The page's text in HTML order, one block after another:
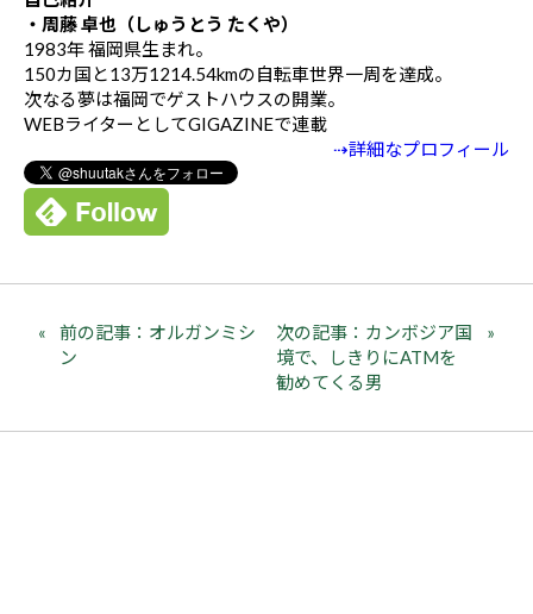
・周藤 卓也（しゅうとう たくや）
1983年 福岡県生まれ。
150カ国と13万1214.54kmの自転車世界一周を達成。
次なる夢は福岡でゲストハウスの開業。
WEBライターとしてGIGAZINEで連載
⇢詳細なプロフィール
前の記事：オルガンミシ
ン
次の記事：カンボジア国
境で、しきりにATMを
勧めてくる男